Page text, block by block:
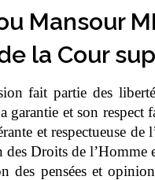
Mansour
la Cour
fait partie des
garantie et son respect
et respectueuse de
des Droits de
des pensées et